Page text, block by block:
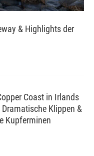
& Highlights der
Coast in Irlands
Klippen &
Kupferminen